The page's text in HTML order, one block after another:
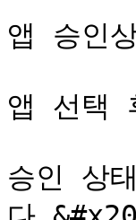
앱 승인
앱 선택
승인 상